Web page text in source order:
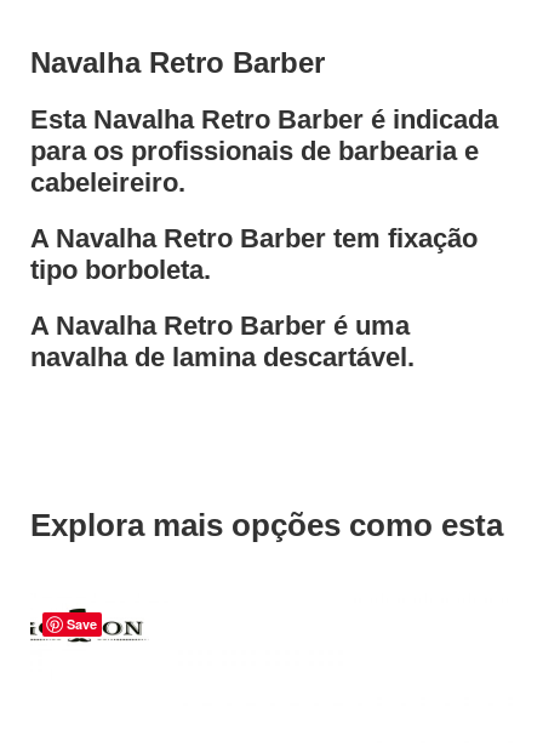
Navalha Retro Barber
Esta Navalha Retro Barber é indicada
para os profissionais de barbearia e
cabeleireiro.
A Navalha Retro Barber tem fixação
tipo borboleta.
A Navalha Retro Barber é uma
navalha de lamina descartável.
Explora mais opções como esta
Save